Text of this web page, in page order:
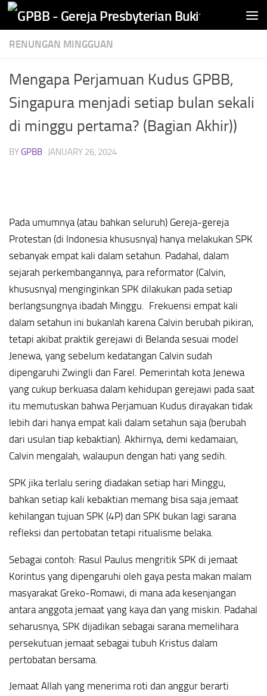
Skip to content
RENUNGAN MINGGUAN
Mengapa Perjamuan Kudus GPBB,
Singapura menjadi setiap bulan sekali
di minggu pertama? (Bagian Akhir))
BYGPBB · JANUARY 26, 2024
Pada umumnya (atau bahkan seluruh) Gereja-gereja
Protestan (di Indonesia khususnya) hanya melakukan SPK
sebanyak empat kali dalam setahun. Padahal, dalam
sejarah perkembangannya, para reformator (Calvin,
khususnya) menginginkan SPK dilakukan pada setiap
berlangsungnya ibadah Minggu. Frekuensi empat kali
dalam setahun ini bukanlah karena Calvin berubah pikiran,
tetapi akibat praktik gerejawi di Belanda sesuai model
Jenewa, yang sebelum kedatangan Calvin sudah
dipengaruhi Zwingli dan Farel. Pemerintah kota Jenewa
yang cukup berkuasa dalam kehidupan gerejawi pada saat
itu memutuskan bahwa Perjamuan Kudus dirayakan tidak
lebih dari hanya empat kali dalam setahun saja (berubah
dari usulan tiap kebaktian). Akhirnya, demi kedamaian,
Calvin mengalah, walaupun dengan hati yang sedih.
SPK jika terlalu sering diadakan setiap hari Minggu,
bahkan setiap kali kebaktian memang bisa saja jemaat
kehilangan tujuan SPK (4P) dan SPK bukan lagi sarana
refleksi dan pertobatan tetapi ritualisme belaka.
Sebagai contoh: Rasul Paulus mengritik SPK di jemaat
Korintus yang dipengaruhi oleh gaya pesta makan malam
masyarakat Greko-Romawi, di mana ada kesenjangan
antara anggota jemaat yang kaya dan yang miskin. Padahal
seharusnya, SPK dijadikan sebagai sarana memelihara
persekutuan jemaat sebagai tubuh Kristus dalam
pertobatan bersama.
Jemaat Allah yang menerima roti dan anggur berarti